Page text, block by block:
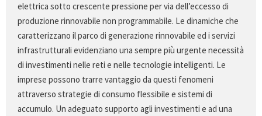
elettrica sotto crescente pressione per via dell’eccesso di
produzione rinnovabile non programmabile. Le dinamiche che
caratterizzano il parco di generazione rinnovabile ed i servizi
infrastrutturali evidenziano una sempre più urgente necessità
di investimenti nelle reti e nelle tecnologie intelligenti. Le
imprese possono trarre vantaggio da questi fenomeni
attraverso strategie di consumo flessibile e sistemi di
accumulo. Un adeguato supporto agli investimenti e ad una